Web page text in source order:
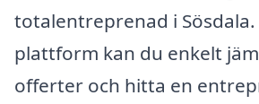
totalentreprenad i
plattform kan du enkelt
offerter och hitta en